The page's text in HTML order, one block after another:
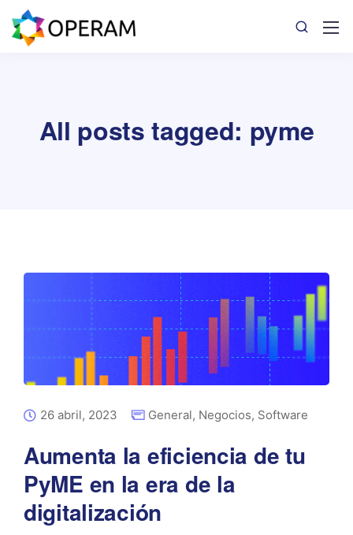
All posts tagged: pyme
26 abril, 2023 General, Negocios, Software
Aumenta la eficiencia de tu
PyME en la era de la
digitalización